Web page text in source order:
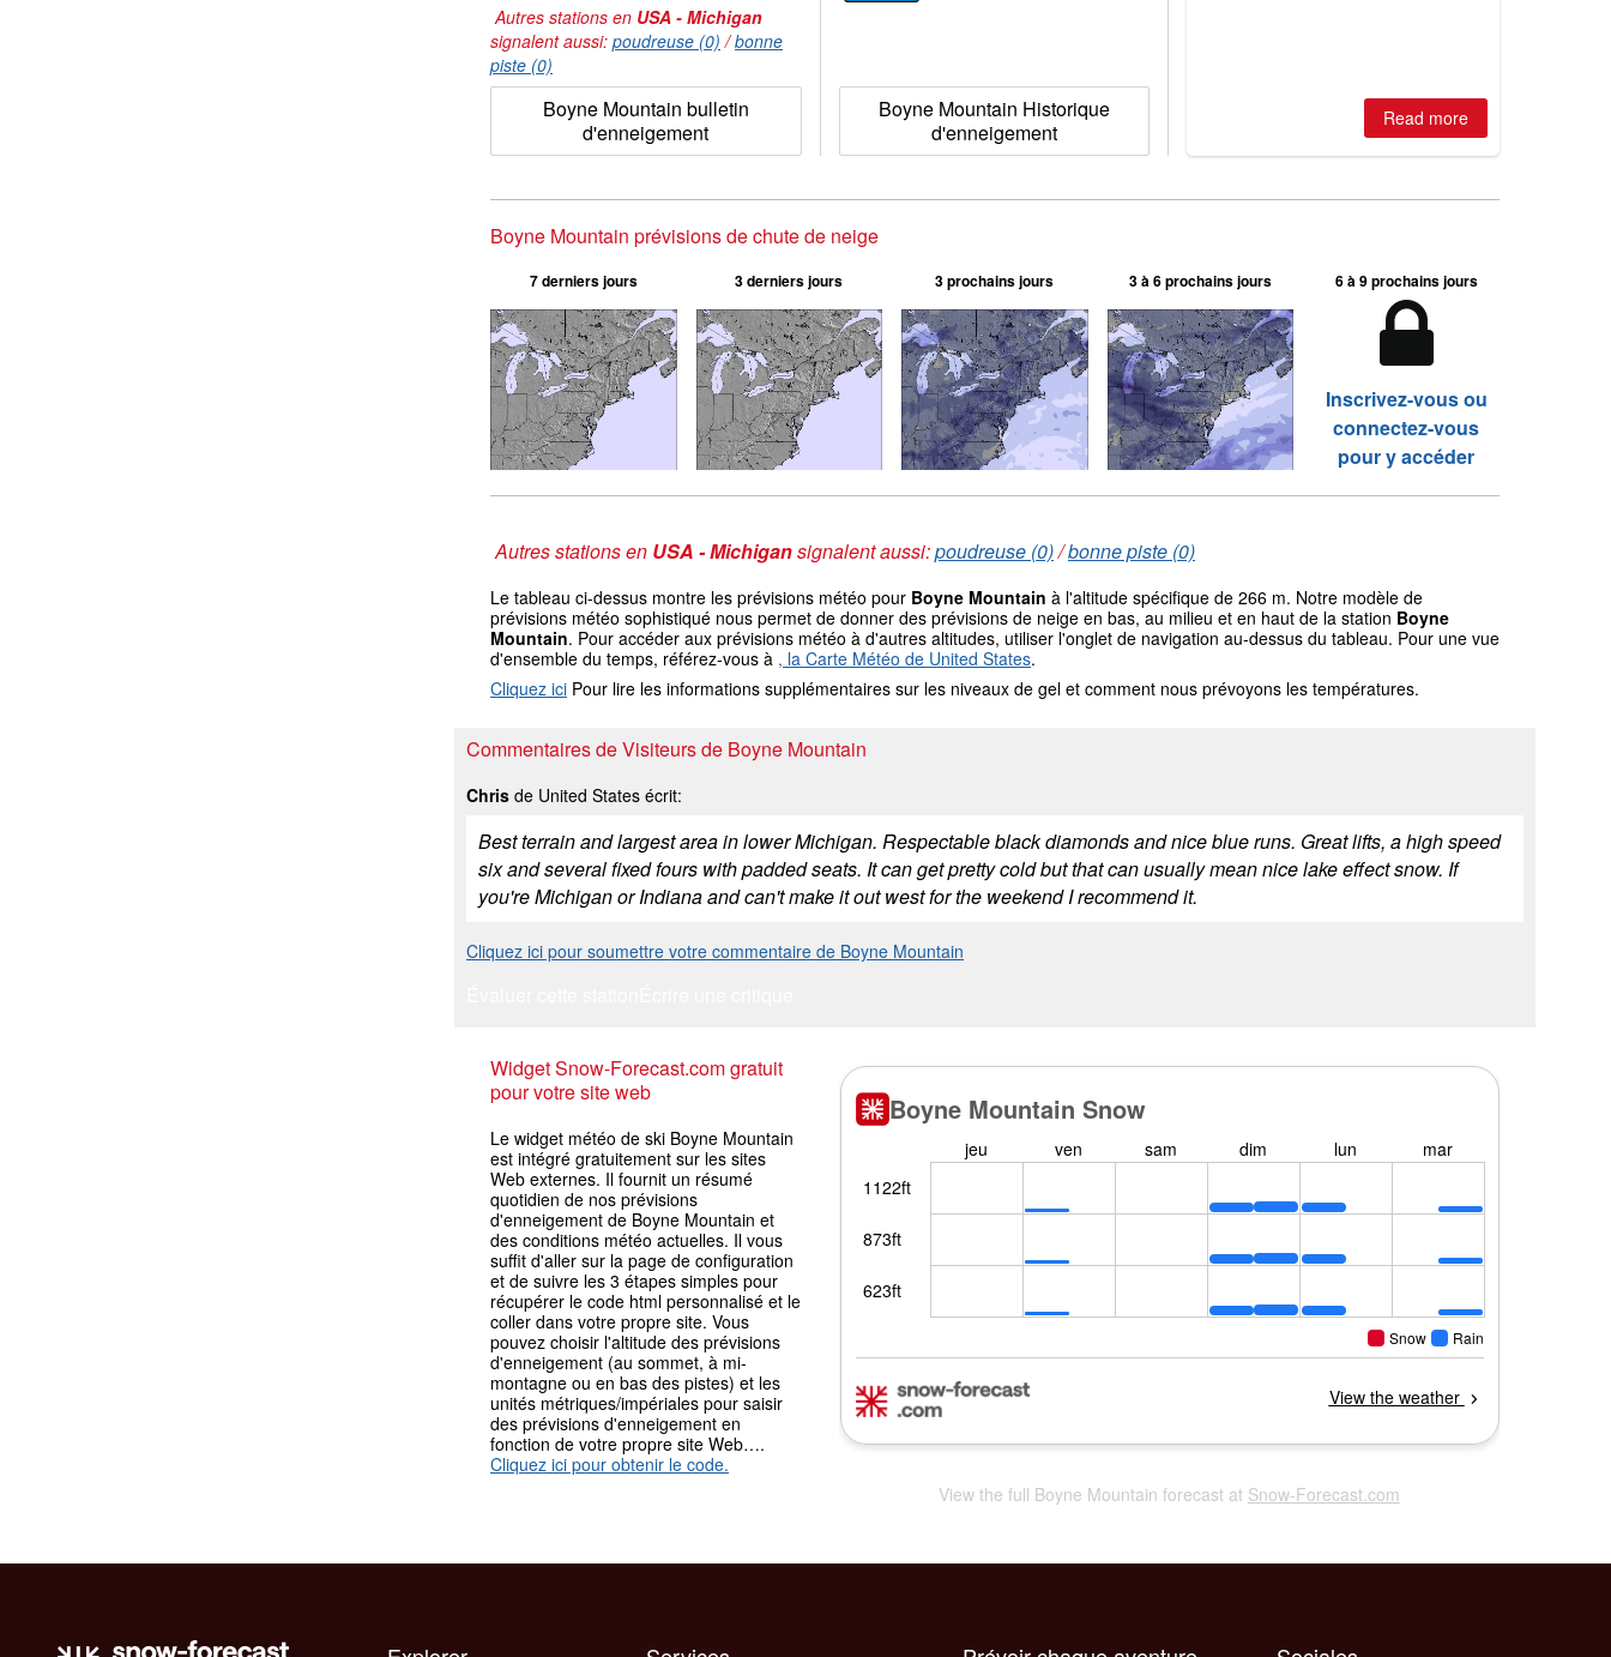
Autres stations en USA - Michigan
signalent aussi: poudreuse (0) /bonne
piste (0)
Boyne Mountain bulletin
d'enneigement
Boyne Mountain Historique
d'enneigement
Read more
Boyne Mountain prévisions de chute de neige
7 derniers jours 3 derniers jours 3 prochains jours 3 à 6 prochains jours 6 à 9 prochains jours
Inscrivez-vous ou
connectez-vous
pour y accéder
Autres stations en USA - Michigansignalent aussi:poudreuse (0)/bonne piste (0)
Le tableau ci-dessus montre les prévisions météo pour Boyne Mountain à l'altitude spécifique de 266 m. Notre modèle de
prévisions météo sophistiqué nous permet de donner des prévisions de neige en bas, au milieu et en haut de la station Boyne
Mountain. Pour accéder aux prévisions météo à d'autres altitudes, utiliser l'onglet de navigation au-dessus du tableau. Pour une vue
d'ensemble du temps, référez-vous à , la Carte Météo de United States.
Cliquez ici Pour lire les informations supplémentaires sur les niveaux de gel et comment nous prévoyons les températures.
Commentaires de Visiteurs de Boyne Mountain
Chris de United States écrit:
Best terrain and largest area in lower Michigan. Respectable black diamonds and nice blue runs. Great lifts, a high speed
six and several fixed fours with padded seats. It can get pretty cold but that can usually mean nice lake effect snow. If
you're Michigan or Indiana and can't make it out west for the weekend I recommend it.
Cliquez ici pour soumettre votre commentaire de Boyne Mountain
Widget Snow-Forecast.com gratuit
pour votre site web
Le widget météo de ski Boyne Mountain
est intégré gratuitement sur les sites
Web externes. Il fournit un résumé
quotidien de nos prévisions
d'enneigement de Boyne Mountain et
des conditions météo actuelles. Il vous
suffit d'aller sur la page de configuration
et de suivre les 3 étapes simples pour
récupérer le code html personnalisé et le
coller dans votre propre site. Vous
pouvez choisir l'altitude des prévisions
d'enneigement (au sommet, à mi-
montagne ou en bas des pistes) et les
unités métriques/impériales pour saisir
des prévisions d'enneigement en
fonction de votre propre site Web….
Cliquez ici pour obtenir le code.
View the full Boyne Mountain forecast at Snow-Forecast.com